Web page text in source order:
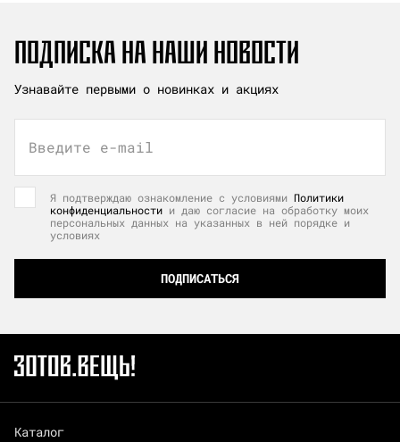
ПОДПИСКА НА НАШИ НОВОСТИ
Узнавайте первыми о новинках и акциях
Введите e-mail
Я подтверждаю ознакомление с условиями Политики
конфиденциальности и даю согласие на обработку моих
персональных данных на указанных в ней порядке и
условиях
ПОДПИСАТЬСЯ
Каталог